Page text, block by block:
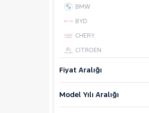
BMW
BYD
CHERY
CITROEN
DAIHATSU
FIAT
Fiyat Aralığı
Model Yılı Aralığı